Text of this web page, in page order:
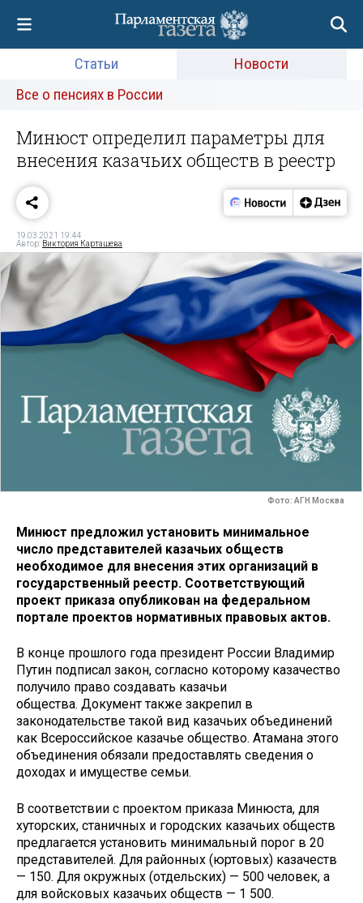
Статьи
Новости
Все о пенсиях в России
Минюст определил параметры для
внесения казачьих обществ в реестр
19.03.2021 19:44
Автор: Виктория Карташева
Фото: АГН Москва
Минюст предложил установить минимальное
число представителей казачьих обществ
необходимое для внесения этих организаций в
государственный реестр. Соответствующий
проект приказа опубликован на федеральном
портале проектов нормативных правовых актов.
В конце прошлого года президент России Владимир
Путин подписал закон, согласно которому казачество
получило право создавать казачьи
общества. Документ также закрепил в
законодательстве такой вид казачьих объединений
как Всероссийское казачье общество. Атамана этого
объединения обязали предоставлять сведения о
доходах и имуществе семьи.
В соответствии с проектом приказа Минюста, для
хуторских, станичных и городских казачьих обществ
предлагается установить минимальный порог в 20
представителей. Для районных (юртовых) казачеств
— 150. Для окружных (отдельских) — 500 человек, а
для войсковых казачьих обществ — 1 500.